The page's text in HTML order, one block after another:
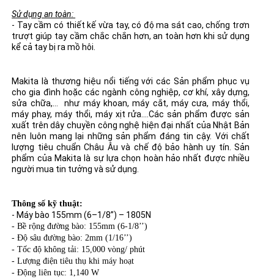
Sử dụng an toàn:
- Tay cầm có thiết kế vừa tay, có độ ma sát cao, chống trơn
trượt giúp tay cầm chắc chắn hơn, an toàn hơn khi sử dụng
kể cả tay bị ra mồ hôi.
Makita là thương hiệu nổi tiếng với các Sản phẩm phục vụ
cho gia đình hoặc các ngành công nghiệp, cơ khí, xây dựng,
sửa chữa,... như máy khoan, máy cắt, máy cưa, máy thổi,
máy phay, máy thổi, máy xịt rửa....Các sản phẩm được sản
xuất trên dây chuyền công nghệ hiện đại nhất của Nhật Bản
nên luôn mang lại những sản phẩm đáng tin cậy. Với chất
lượng tiêu chuẩn Châu Âu và chế độ bảo hành uy tín. Sản
phẩm của Makita là sự lựa chọn hoàn hảo nhất được nhiều
người mua tin tưởng và sử dụng.
Thông số kỹ thuật:
- Máy bào 155mm (6–1/8’’) – 1805N
- Bề rộng đường bào: 155mm (6-1/8’’)
- Độ sâu đường bào: 2mm (1/16’’)
- Tốc độ không tải: 15,000 vòng/ phút
- Lượng điện tiêu thụ khi máy hoạt
- Động liên tục: 1,140 W